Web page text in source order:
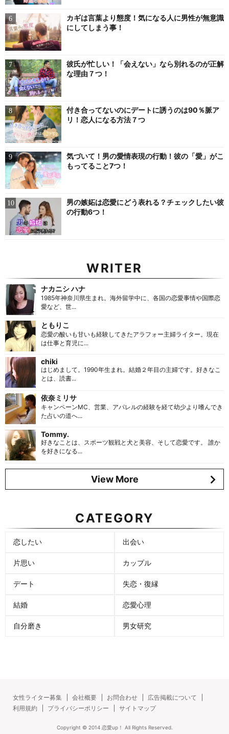
カギは言葉より態度！気になる人に男性が無意識
にしてしまう事！
彼氏が忙しい！「会えない」なら別れるのが正解
な理由７つ！
付き合ってないのにデートに誘うのは90％脈ア
リ！恋人になる方法７つ
気づいて！男の愛情表現の行動！彼の「愛」がこ
もってること7つ！
男の嫉妬は恋愛にどう表れる？チェックしたい彼
の行動6つ！
WRITER
ナカニシ ハナ
1985年神奈川県生まれ。海外留学中に、各国の恋愛事情や国際恋
愛など、世...
ともりこ
恋愛の酸いも甘いも経験してきたアラフォー主婦ライター。現在
は仕事と育児に...
chiki
はじめまして。1990年生まれ。結婚２年目の主婦です。好きなこ
とは、読書...
依奈ミリサ
キャンペーンMC、営業、アパレルの経験を経て幼少より嗜んでき
た占いの道へ...
Tommy.
好きなことは、スポーツ観戦と犬と美容、そして恋愛です。 誰か
を好きになる...
View More
CATEGORY
恋したい 出会い
片思い カップル
デート 失恋・復縁
結婚 恋愛心理
自分磨き 男女研究
女性ライター募集 会社概要 お問合わせ
広告掲載について
利用規約
プライバシーポリシー サイトマップ
Copyright © 2014 恋愛up！ All Rights Reserved.